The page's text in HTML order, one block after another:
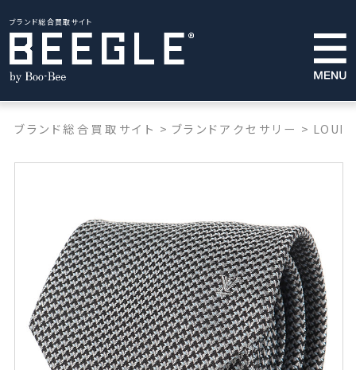
ブランド総合買取サイト
ブランド総合買取サイト > ブランドアクセサリー >